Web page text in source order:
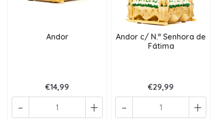
Andor
€14,99
+
-
Andor c/ N.ª Senhora de
Fátima
€29,99
+
-